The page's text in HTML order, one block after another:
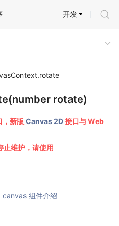
开发
rotate)
新版 Canvas 2D接口与 Web
止维护，请使用
canvas 组件介绍